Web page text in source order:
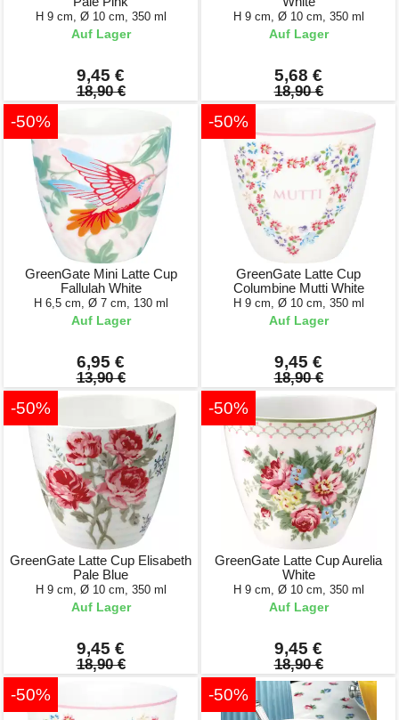
H 9 cm, Ø 10 cm, 350 ml
Auf Lager
9,45 €
18,90 €
H 9 cm, Ø 10 cm, 350 ml
Auf Lager
5,68 €
18,90 €
-50%
GreenGate Mini Latte Cup
Fallulah White
H 6,5 cm, Ø 7 cm, 130 ml
Auf Lager
6,95 €
13,90 €
-50%
GreenGate Latte Cup
Columbine Mutti White
H 9 cm, Ø 10 cm, 350 ml
Auf Lager
9,45 €
18,90 €
-50%
GreenGate Latte Cup Elisabeth
Pale Blue
H 9 cm, Ø 10 cm, 350 ml
Auf Lager
9,45 €
18,90 €
-50%
GreenGate Latte Cup Aurelia
White
H 9 cm, Ø 10 cm, 350 ml
Auf Lager
9,45 €
18,90 €
-50% -50%